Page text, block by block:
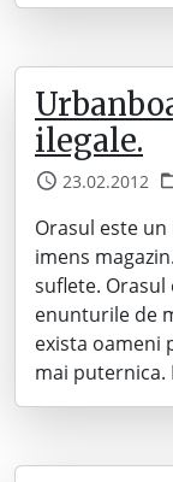
ilegale.
23.02.2012
Orasul este
imens
suflete. Orasul
enunturile de
exista oameni
mai puternica.